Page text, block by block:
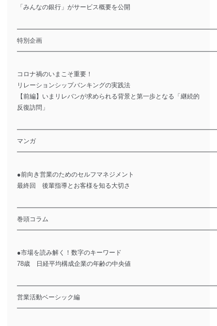
「みんなの銀行」がサービス概要を公開
特別企画
コロナ禍のいまこそ重要！
リレーションシップバンキングの実践法
【前編】いまリレバンが求められる背景と第一歩となる「継続的
反復訪問」
マンガ
●前向き営業のためのセルフマネジメント
最終回 後輩指導とお客様を知る大切さ
巻頭コラム
●市場を読み解く！数字のキーワード
78歳 日経平均構成企業の年齢の中央値
営業活動ベーシック編